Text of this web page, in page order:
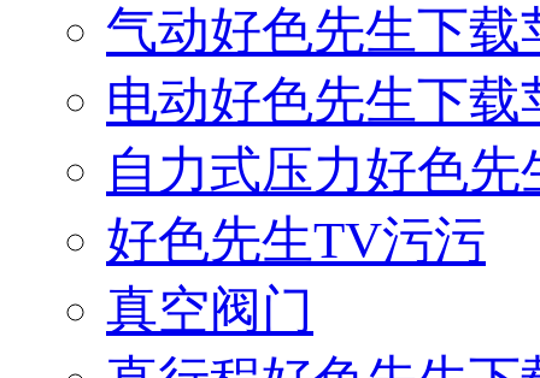
气动好色先生下
电动好色先生下
自力式压力好色
好色先生TV污污
真空阀门